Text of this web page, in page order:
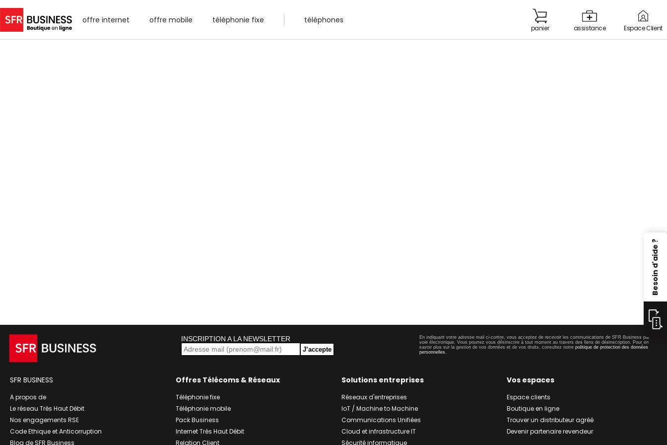
Besoin d'aide ?
offre internet offre mobile téléphonie fixe téléphones
panier assistance Espace Client
INSCRIPTION A LA NEWSLETTER
J’accepte
En indiquant votre adresse mail ci-contre, vous acceptez de recevoir les communications de SFR Business par
voie électronique. Vous pourrez vous désinscrire à tout moment au travers des liens de désinscription. Pour en
savoir plus sur la gestion de vos données et de vos droits, consultez notre politique de protection des données
personnelles.
SFR BUSINESS
A propos de
Le réseau Très Haut Débit
Nos engagements RSE
Code Ethique et Anticorruption
Blog de SFR Business
Offres Télécoms & Réseaux
Téléphonie fixe
Téléphonie mobile
Pack Business
Internet Très Haut Débit
Relation Client
Solutions entreprises
Réseaux d'entreprises
IoT / Machine to Machine
Communications Unifiées
Cloud et infrastructure IT
Sécurité informatique
Vos espaces
Espace clients
Boutique en ligne
Trouver un distributeur agréé
Devenir partenaire revendeur